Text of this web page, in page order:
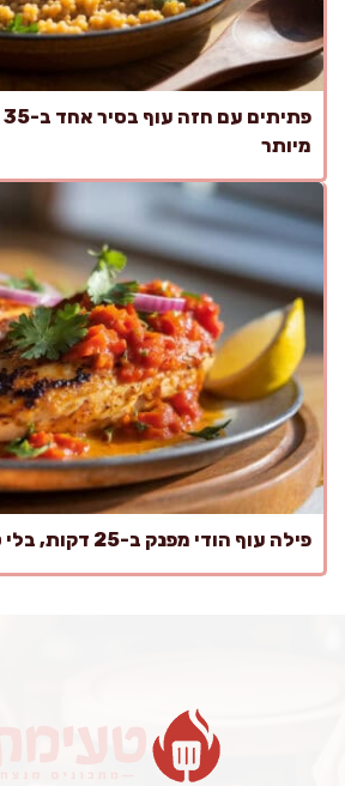
מיותר
פילה עוף הודי מפנק ב-25 דקות, בלי טיגון עמוק